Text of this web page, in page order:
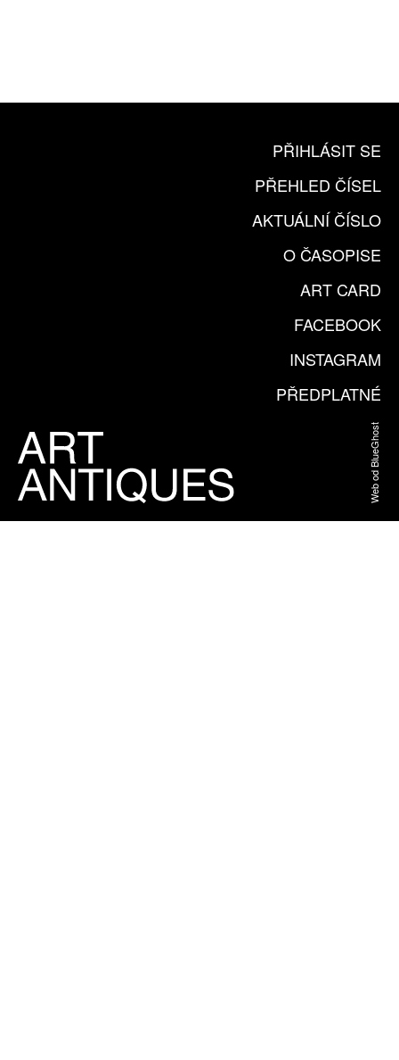
PŘIHLÁSIT SE
PŘEHLED ČÍSEL
AKTUÁLNÍ ČÍSLO
O ČASOPISE
ART CARD
FACEBOOK
INSTAGRAM
PŘEDPLATNÉ
Web od BlueGhost